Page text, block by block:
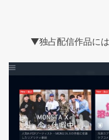
▼独占配信作品に